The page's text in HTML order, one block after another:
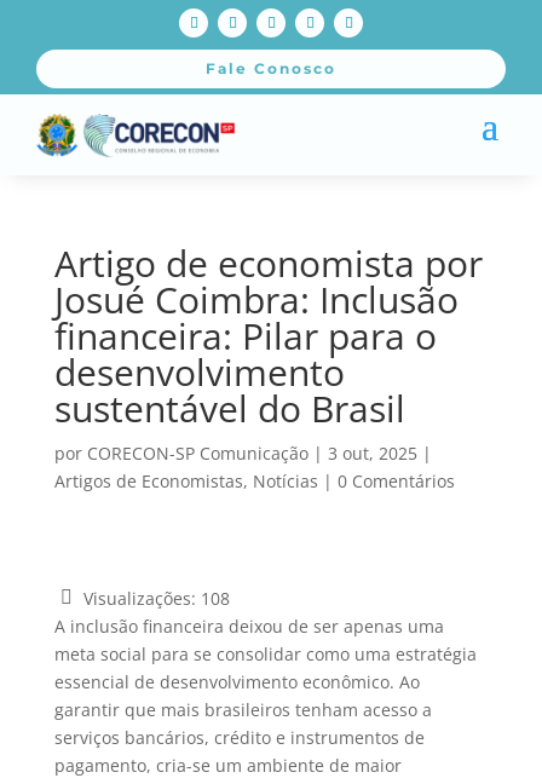
Fale Conosco
Artigo de economista por
Josué Coimbra: Inclusão
financeira: Pilar para o
desenvolvimento
sustentável do Brasil
por CORECON-SP Comunicação| 3 out, 2025|
Artigos de Economistas, Notícias | 0 Comentários
Visualizações: 108
A inclusão financeira deixou de ser apenas uma
meta social para se consolidar como uma estratégia
essencial de desenvolvimento econômico. Ao
garantir que mais brasileiros tenham acesso a
serviços bancários, crédito e instrumentos de
pagamento, cria-se um ambiente de maior